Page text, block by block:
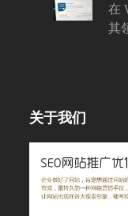
在
其
关于我们